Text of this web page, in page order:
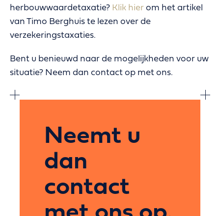
herbouwwaardetaxatie? Klik hier om het artikel
van Timo Berghuis te lezen over de
verzekeringstaxaties.
Bent u benieuwd naar de mogelijkheden voor uw
situatie? Neem dan contact op met ons.
Neemt u
dan
contact